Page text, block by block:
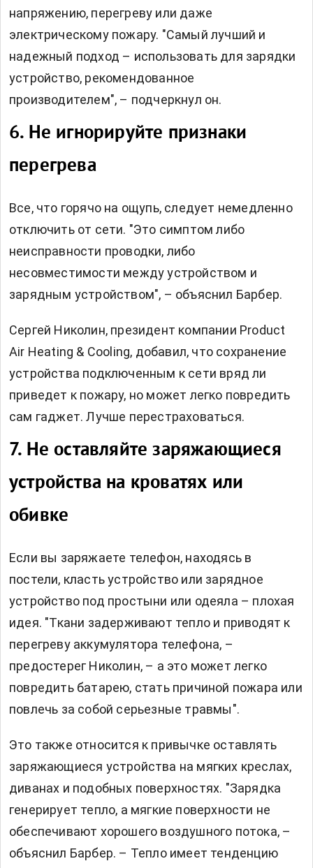
напряжению, перегреву или даже
электрическому пожару. "Самый лучший и
надежный подход – использовать для зарядки
устройство, рекомендованное
производителем", – подчеркнул он.
6. Не игнорируйте признаки
перегрева
Все, что горячо на ощупь, следует немедленно
отключить от сети. "Это симптом либо
неисправности проводки, либо
несовместимости между устройством и
зарядным устройством", – объяснил Барбер.
Сергей Николин, президент компании Product
Air Heating & Cooling, добавил, что сохранение
устройства подключенным к сети вряд ли
приведет к пожару, но может легко повредить
сам гаджет. Лучше перестраховаться.
7. Не оставляйте заряжающиеся
устройства на кроватях или
обивке
Если вы заряжаете телефон, находясь в
постели, класть устройство или зарядное
устройство под простыни или одеяла – плохая
идея. "Ткани задерживают тепло и приводят к
перегреву аккумулятора телефона, –
предостерег Николин, – а это может легко
повредить батарею, стать причиной пожара или
повлечь за собой серьезные травмы".
Это также относится к привычке оставлять
заряжающиеся устройства на мягких креслах,
диванах и подобных поверхностях. "Зарядка
генерирует тепло, а мягкие поверхности не
обеспечивают хорошего воздушного потока, –
объяснил Барбер. – Тепло имеет тенденцию